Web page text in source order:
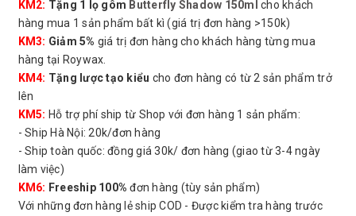
KM2: Tặng 1 lọ gôm Butterfly Shadow 150ml cho khách
hàng mua 1 sản phẩm bất kì (giá trị đơn hàng >150k)
KM3: Giảm 5% giá trị đơn hàng cho khách hàng từng mua
hàng tại Roywax.
KM4: Tặng lược tạo kiểu cho đơn hàng có từ 2 sản phẩm trở
lên
KM5: Hỗ trợ phí ship từ Shop với đơn hàng 1 sản phẩm:
- Ship Hà Nội: 20k/đơn hàng
- Ship toàn quốc: đồng giá 30k/ đơn hàng (giao từ 3-4 ngày
làm việc)
KM6: Freeship 100% đơn hàng (tùy sản phẩm)
Với những đơn hàng lẻ ship COD - Được kiểm tra hàng trước